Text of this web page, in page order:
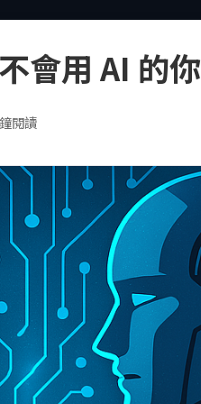
會用 AI 的你
閱讀